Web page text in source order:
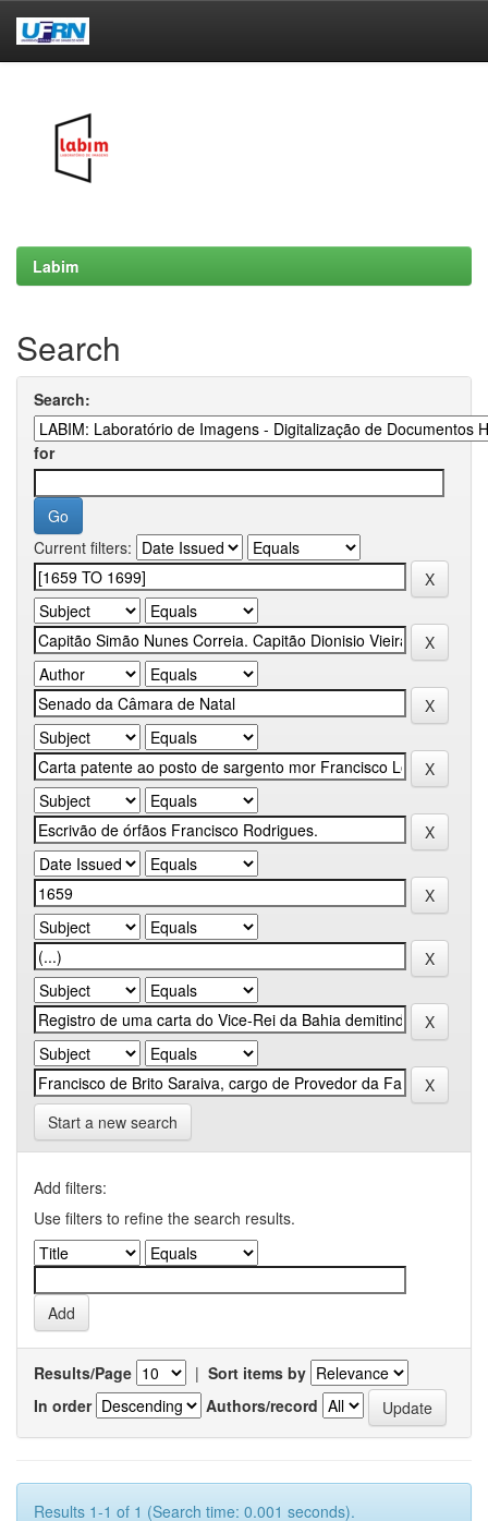
Labim
Search
Search:
for
Current filters:
Start a new search
Add filters:
Use filters to refine the search results.
Results/Page | Sort items by
In order
Authors/record
Results 1-1 of 1 (Search time: 0.001 seconds).